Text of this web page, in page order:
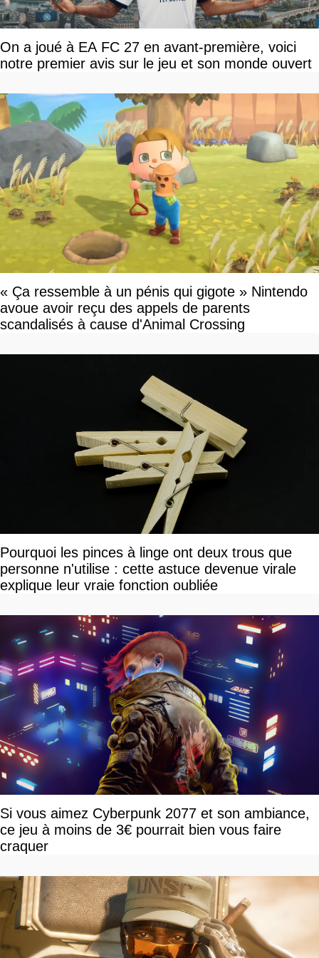
On a joué à EA FC 27 en avant-première, voici
notre premier avis sur le jeu et son monde ouvert
« Ça ressemble à un pénis qui gigote » Nintendo
avoue avoir reçu des appels de parents
scandalisés à cause d'Animal Crossing
Pourquoi les pinces à linge ont deux trous que
personne n'utilise : cette astuce devenue virale
explique leur vraie fonction oubliée
Si vous aimez Cyberpunk 2077 et son ambiance,
ce jeu à moins de 3€ pourrait bien vous faire
craquer